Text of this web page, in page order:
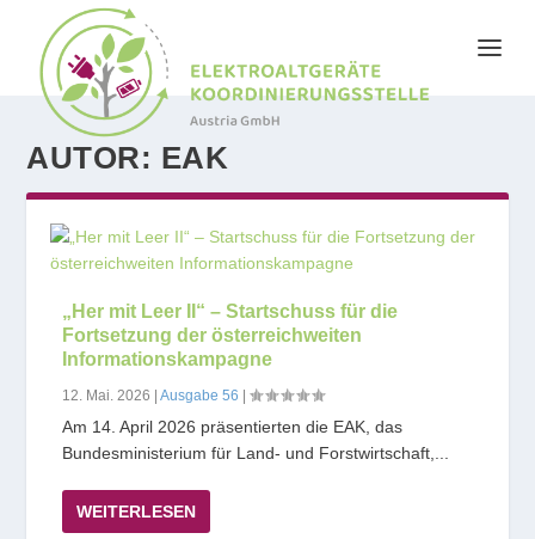
AUTOR: EAK
„Her mit Leer II“ – Startschuss für die
Fortsetzung der österreichweiten
Informationskampagne
12. Mai. 2026 |Ausgabe 56 |
Am 14. April 2026 präsentierten die EAK, das
Bundesministerium für Land- und Forstwirtschaft,...
WEITERLESEN